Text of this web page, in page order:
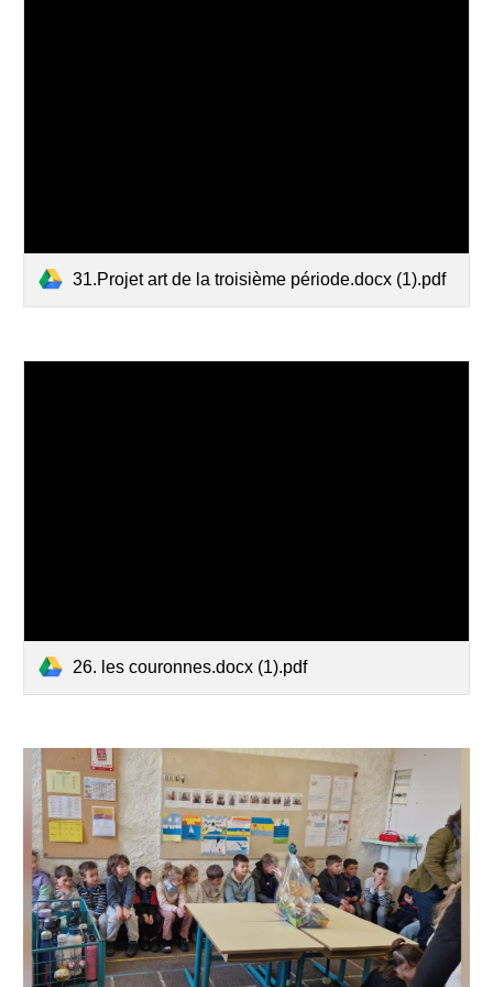
31.Projet art de la troisième période.docx (1).pdf
26. les couronnes.docx (1).pdf